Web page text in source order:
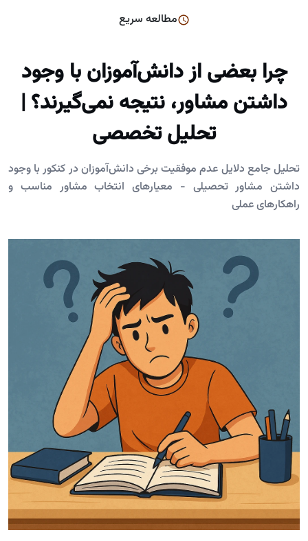
مطالعه سریع
چرا بعضی از دانش‌آموزان با وجود
داشتن مشاور، نتیجه نمی‌گیرند؟ |
تحلیل تخصصی
تحلیل جامع دلایل عدم موفقیت برخی دانش‌آموزان در کنکور با وجود
داشتن مشاور تحصیلی - معیارهای انتخاب مشاور مناسب و
راهکارهای عملی